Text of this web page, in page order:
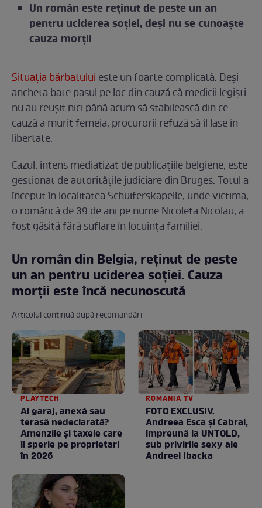
Un român este reținut de peste un an
pentru uciderea soției, deși nu se cunoaște
cauza morții
Situația bărbatului este un foarte complicată. Deși
ancheta bate pasul pe loc din cauză că medicii legiști
nu au reușit nici până acum să stabilească din ce
cauză a murit femeia, procurorii refuză să îl lase în
libertate.
Cazul, intens mediatizat de publicațiile belgiene, este
gestionat de autoritățile judiciare din Bruges. Totul a
început în localitatea Schuiferskapelle, unde victima,
o româncă de 39 de ani pe nume Nicoleta Nicolau, a
fost găsită fără suflare în locuința familiei.
Un român din Belgia, reținut de peste
un an pentru uciderea soției. Cauza
morții este încă necunoscută
Articolul continuă după recomandări
PLAYTECH
Ai garaj, anexă sau
terasă nedeclarată?
Amenzile și taxele care
îi sperie pe proprietari
în 2026
ROMANIA TV
FOTO EXCLUSIV.
Andreea Esca şi Cabral,
împreună la UNTOLD,
sub privirile sexy ale
Andreei Ibacka